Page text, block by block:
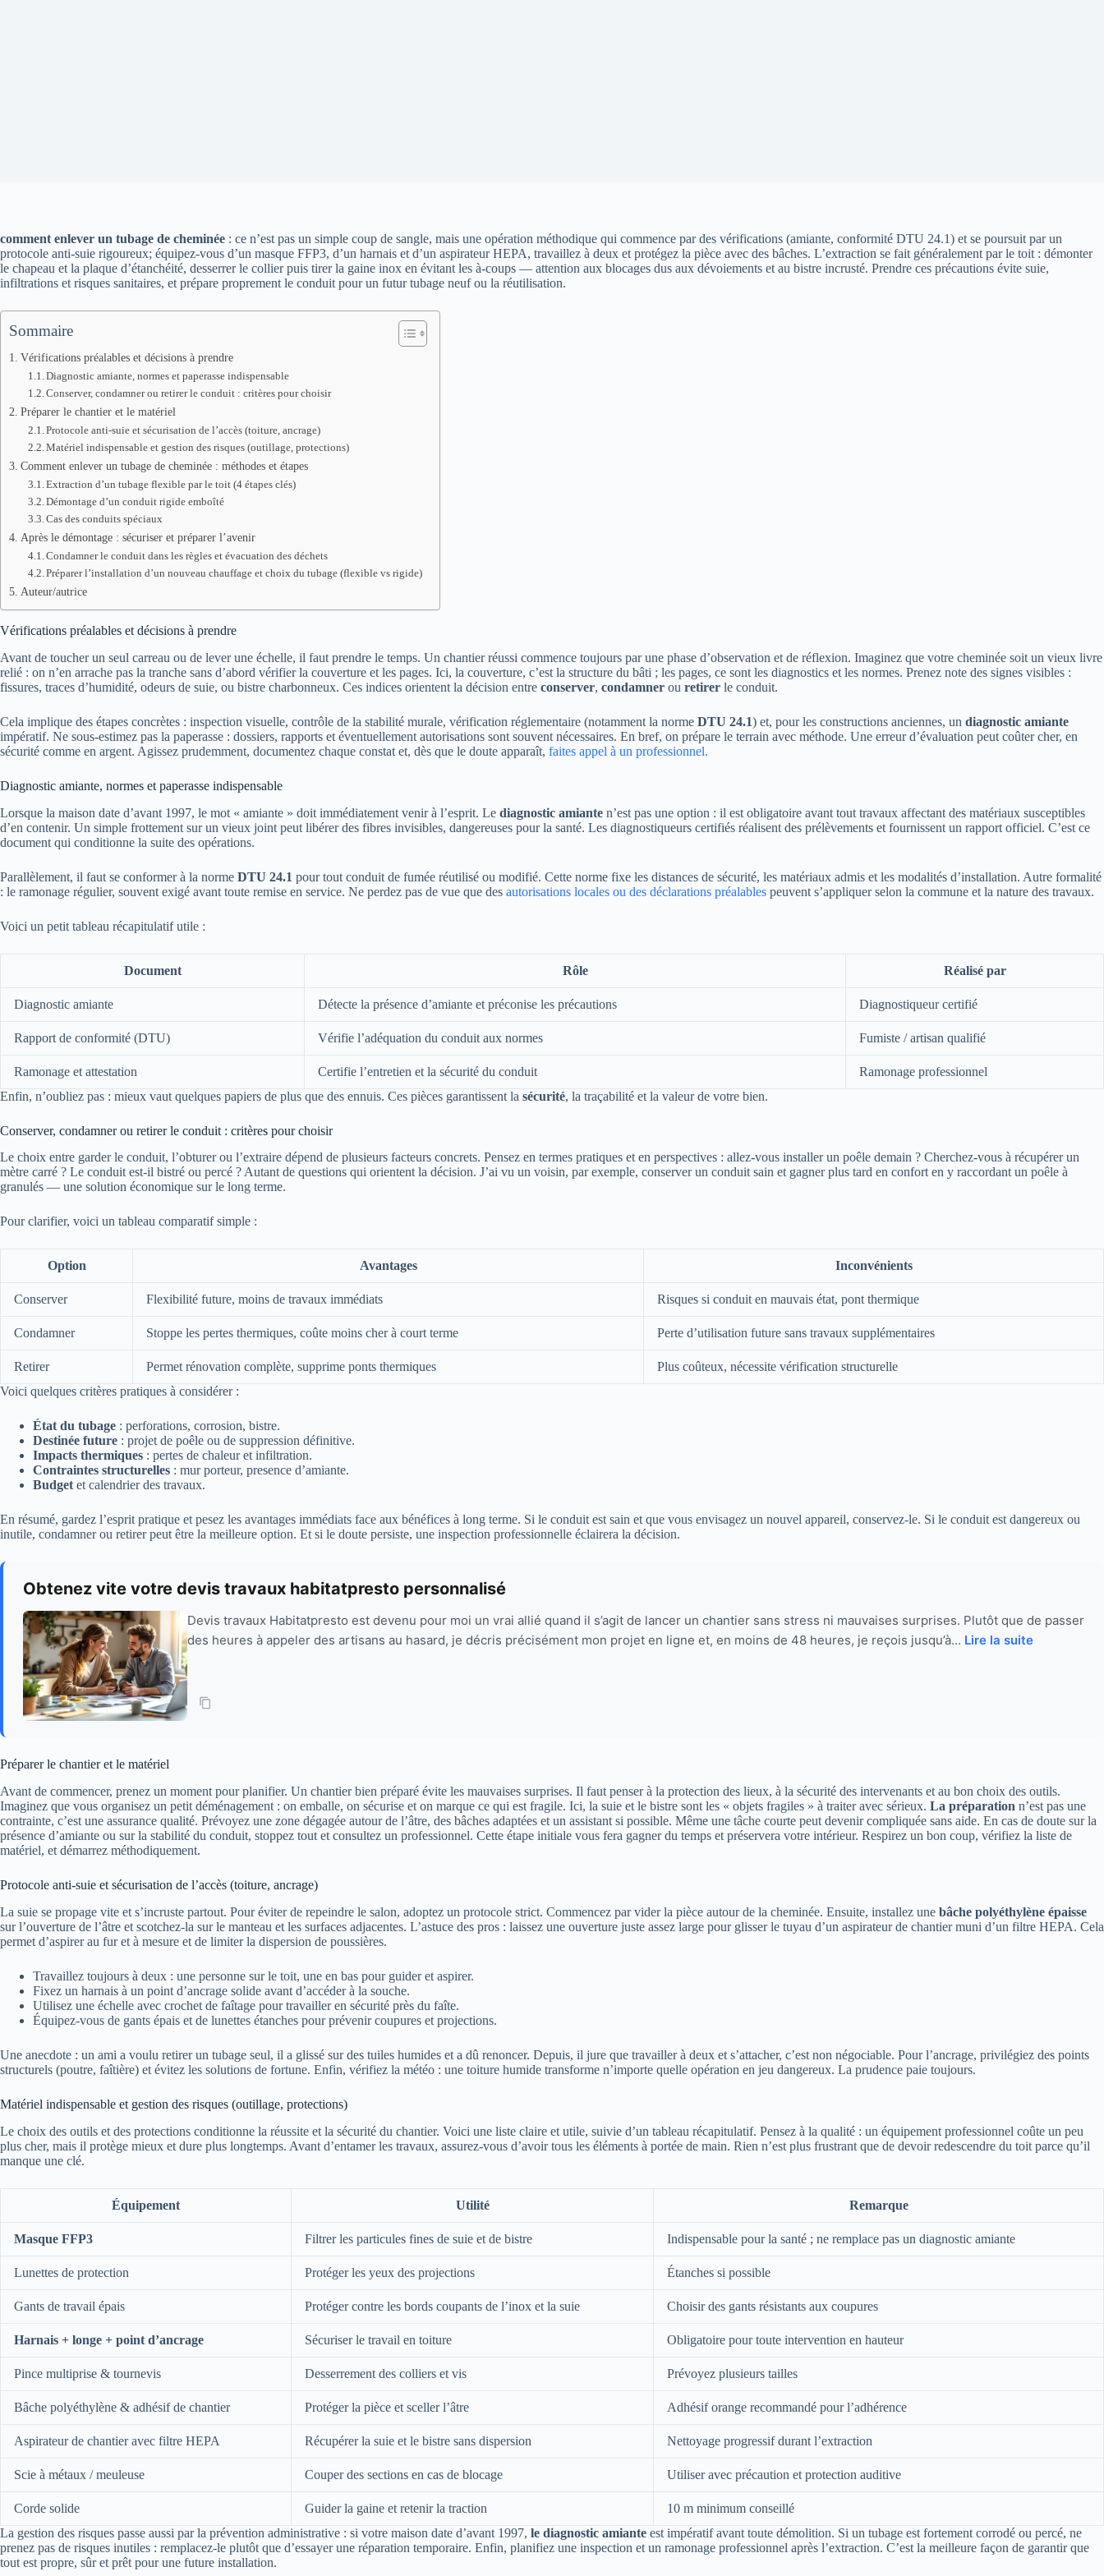
comment enlever un tubage de cheminée : ce n’est pas un simple coup de sangle, mais une opération méthodique qui commence par des vérifications (amiante, conformité DTU 24.1) et se poursuit par un
protocole anti-suie rigoureux; équipez-vous d’un masque FFP3, d’un harnais et d’un aspirateur HEPA, travaillez à deux et protégez la pièce avec des bâches. L’extraction se fait généralement par le toit : démonter
le chapeau et la plaque d’étanchéité, desserrer le collier puis tirer la gaine inox en évitant les à-coups — attention aux blocages dus aux dévoiements et au bistre incrusté. Prendre ces précautions évite suie,
infiltrations et risques sanitaires, et prépare proprement le conduit pour un futur tubage neuf ou la réutilisation.
Sommaire
Vérifications préalables et décisions à prendre
Diagnostic amiante, normes et paperasse indispensable
Conserver, condamner ou retirer le conduit : critères pour choisir
Préparer le chantier et le matériel
Protocole anti-suie et sécurisation de l’accès (toiture, ancrage)
Matériel indispensable et gestion des risques (outillage, protections)
Comment enlever un tubage de cheminée : méthodes et étapes
Extraction d’un tubage flexible par le toit (4 étapes clés)
Démontage d’un conduit rigide emboîté
Cas des conduits spéciaux
Après le démontage : sécuriser et préparer l’avenir
Condamner le conduit dans les règles et évacuation des déchets
Préparer l’installation d’un nouveau chauffage et choix du tubage (flexible vs rigide)
Auteur/autrice
Vérifications préalables et décisions à prendre
Avant de toucher un seul carreau ou de lever une échelle, il faut prendre le temps. Un chantier réussi commence toujours par une phase d’observation et de réflexion. Imaginez que votre cheminée soit un vieux livre
relié : on n’en arrache pas la tranche sans d’abord vérifier la couverture et les pages. Ici, la couverture, c’est la structure du bâti ; les pages, ce sont les diagnostics et les normes. Prenez note des signes visibles :
fissures, traces d’humidité, odeurs de suie, ou bistre charbonneux. Ces indices orientent la décision entre conserver, condamner ou retirer le conduit.
Cela implique des étapes concrètes : inspection visuelle, contrôle de la stabilité murale, vérification réglementaire (notamment la norme DTU 24.1) et, pour les constructions anciennes, un diagnostic amiante
impératif. Ne sous-estimez pas la paperasse : dossiers, rapports et éventuellement autorisations sont souvent nécessaires. En bref, on prépare le terrain avec méthode. Une erreur d’évaluation peut coûter cher, en
sécurité comme en argent. Agissez prudemment, documentez chaque constat et, dès que le doute apparaît, faites appel à un professionnel.
Diagnostic amiante, normes et paperasse indispensable
Lorsque la maison date d’avant 1997, le mot « amiante » doit immédiatement venir à l’esprit. Le diagnostic amiante n’est pas une option : il est obligatoire avant tout travaux affectant des matériaux susceptibles
d’en contenir. Un simple frottement sur un vieux joint peut libérer des fibres invisibles, dangereuses pour la santé. Les diagnostiqueurs certifiés réalisent des prélèvements et fournissent un rapport officiel. C’est ce
document qui conditionne la suite des opérations.
Parallèlement, il faut se conformer à la norme DTU 24.1 pour tout conduit de fumée réutilisé ou modifié. Cette norme fixe les distances de sécurité, les matériaux admis et les modalités d’installation. Autre formalité
: le ramonage régulier, souvent exigé avant toute remise en service. Ne perdez pas de vue que des autorisations locales ou des déclarations préalables peuvent s’appliquer selon la commune et la nature des travaux.
Voici un petit tableau récapitulatif utile :
Document Rôle Réalisé par
Diagnostic amiante Détecte la présence d’amiante et préconise les précautions Diagnostiqueur certifié
Rapport de conformité (DTU) Vérifie l’adéquation du conduit aux normes Fumiste / artisan qualifié
Ramonage et attestation Certifie l’entretien et la sécurité du conduit
Ramonage professionnel
Enfin, n’oubliez pas : mieux vaut quelques papiers de plus que des ennuis. Ces pièces garantissent la sécurité, la traçabilité et la valeur de votre bien.
Conserver, condamner ou retirer le conduit : critères pour choisir
Le choix entre garder le conduit, l’obturer ou l’extraire dépend de plusieurs facteurs concrets. Pensez en termes pratiques et en perspectives : allez-vous installer un poêle demain ? Cherchez-vous à récupérer un
mètre carré ? Le conduit est-il bistré ou percé ? Autant de questions qui orientent la décision. J’ai vu un voisin, par exemple, conserver un conduit sain et gagner plus tard en confort en y raccordant un poêle à
granulés — une solution économique sur le long terme.
Pour clarifier, voici un tableau comparatif simple :
Option Avantages Inconvénients
Conserver Flexibilité future, moins de travaux immédiats Risques si conduit en mauvais état, pont thermique
Condamner Stoppe les pertes thermiques, coûte moins cher à court terme Perte d’utilisation future sans travaux supplémentaires
Retirer Permet rénovation complète, supprime ponts thermiques
Plus coûteux, nécessite vérification structurelle
Voici quelques critères pratiques à considérer :
État du tubage : perforations, corrosion, bistre.
Destinée future : projet de poêle ou de suppression définitive.
Impacts thermiques : pertes de chaleur et infiltration.
Contraintes structurelles : mur porteur, presence d’amiante.
Budget et calendrier des travaux.
En résumé, gardez l’esprit pratique et pesez les avantages immédiats face aux bénéfices à long terme. Si le conduit est sain et que vous envisagez un nouvel appareil, conservez-le. Si le conduit est dangereux ou
inutile, condamner ou retirer peut être la meilleure option. Et si le doute persiste, une inspection professionnelle éclairera la décision.
Obtenez vite votre devis travaux habitatpresto personnalisé
Devis travaux Habitatpresto est devenu pour moi un vrai allié quand il s’agit de lancer un chantier sans stress ni mauvaises surprises. Plutôt que de passer
des heures à appeler des artisans au hasard, je décris précisément mon projet en ligne et, en moins de 48 heures, je reçois jusqu’à... Lire la suite
Préparer le chantier et le matériel
Avant de commencer, prenez un moment pour planifier. Un chantier bien préparé évite les mauvaises surprises. Il faut penser à la protection des lieux, à la sécurité des intervenants et au bon choix des outils.
Imaginez que vous organisez un petit déménagement : on emballe, on sécurise et on marque ce qui est fragile. Ici, la suie et le bistre sont les « objets fragiles » à traiter avec sérieux. La préparation n’est pas une
contrainte, c’est une assurance qualité. Prévoyez une zone dégagée autour de l’âtre, des bâches adaptées et un assistant si possible. Même une tâche courte peut devenir compliquée sans aide. En cas de doute sur la
présence d’amiante ou sur la stabilité du conduit, stoppez tout et consultez un professionnel. Cette étape initiale vous fera gagner du temps et préservera votre intérieur. Respirez un bon coup, vérifiez la liste de
matériel, et démarrez méthodiquement.
Protocole anti-suie et sécurisation de l’accès (toiture, ancrage)
La suie se propage vite et s’incruste partout. Pour éviter de repeindre le salon, adoptez un protocole strict. Commencez par vider la pièce autour de la cheminée. Ensuite, installez une bâche polyéthylène épaisse
sur l’ouverture de l’âtre et scotchez-la sur le manteau et les surfaces adjacentes. L’astuce des pros : laissez une ouverture juste assez large pour glisser le tuyau d’un aspirateur de chantier muni d’un filtre HEPA. Cela
permet d’aspirer au fur et à mesure et de limiter la dispersion de poussières.
Travaillez toujours à deux : une personne sur le toit, une en bas pour guider et aspirer.
Fixez un harnais à un point d’ancrage solide avant d’accéder à la souche.
Utilisez une échelle avec crochet de faîtage pour travailler en sécurité près du faîte.
Équipez-vous de gants épais et de lunettes étanches pour prévenir coupures et projections.
Une anecdote : un ami a voulu retirer un tubage seul, il a glissé sur des tuiles humides et a dû renoncer. Depuis, il jure que travailler à deux et s’attacher, c’est non négociable. Pour l’ancrage, privilégiez des points
structurels (poutre, faîtière) et évitez les solutions de fortune. Enfin, vérifiez la météo : une toiture humide transforme n’importe quelle opération en jeu dangereux. La prudence paie toujours.
Matériel indispensable et gestion des risques (outillage, protections)
Le choix des outils et des protections conditionne la réussite et la sécurité du chantier. Voici une liste claire et utile, suivie d’un tableau récapitulatif. Pensez à la qualité : un équipement professionnel coûte un peu
plus cher, mais il protège mieux et dure plus longtemps. Avant d’entamer les travaux, assurez-vous d’avoir tous les éléments à portée de main. Rien n’est plus frustrant que de devoir redescendre du toit parce qu’il
manque une clé.
Équipement Utilité Remarque
Masque FFP3 Filtrer les particules fines de suie et de bistre Indispensable pour la santé ; ne remplace pas un diagnostic amiante
Lunettes de protection Protéger les yeux des projections Étanches si possible
Gants de travail épais Protéger contre les bords coupants de l’inox et la suie Choisir des gants résistants aux coupures
Harnais + longe + point d’ancrage Sécuriser le travail en toiture Obligatoire pour toute intervention en hauteur
Pince multiprise & tournevis Desserrement des colliers et vis Prévoyez plusieurs tailles
Bâche polyéthylène & adhésif de chantier Protéger la pièce et sceller l’âtre Adhésif orange recommandé pour l’adhérence
Aspirateur de chantier avec filtre HEPA Récupérer la suie et le bistre sans dispersion Nettoyage progressif durant l’extraction
Scie à métaux / meuleuse Couper des sections en cas de blocage Utiliser avec précaution et protection auditive
Corde solide Guider la gaine et retenir la traction
10 m minimum conseillé
La gestion des risques passe aussi par la prévention administrative : si votre maison date d’avant 1997, le diagnostic amiante est impératif avant toute démolition. Si un tubage est fortement corrodé ou percé, ne
prenez pas de risques inutiles : remplacez-le plutôt que d’essayer une réparation temporaire. Enfin, planifiez une inspection et un ramonage professionnel après l’extraction. C’est la meilleure façon de garantir que
tout est propre, sûr et prêt pour une future installation.